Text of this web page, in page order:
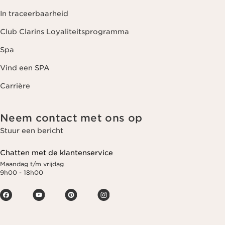
In traceerbaarheid
Club Clarins Loyaliteitsprogramma
Spa
Vind een SPA
Carrière
Neem contact met ons op
Stuur een bericht
Chatten met de klantenservice
Maandag t/m vrijdag
9h00 - 18h00